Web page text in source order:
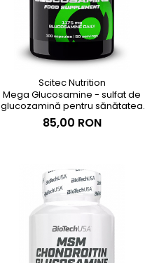
Scitec Nutrition
Mega Glucosamine - sulfat de
glucozamină pentru sănătatea
articulaţiilor
85,00 RON